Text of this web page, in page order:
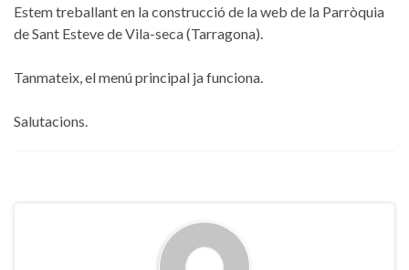
Estem treballant en la construcció de la web de la Parròquia
de Sant Esteve de Vila-seca (Tarragona).
Tanmateix, el menú principal ja funciona.
Salutacions.